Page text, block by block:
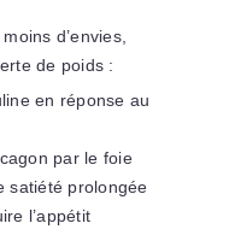
d’envies,
de poids :
en réponse au
par le foie
satiété prolongée
l’appétit